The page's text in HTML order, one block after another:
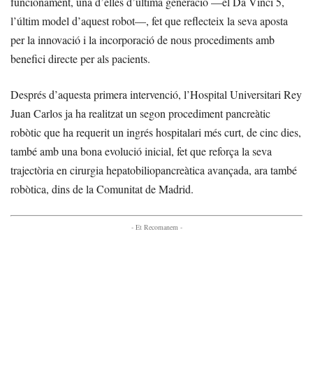
l’últim model d’aquest robot—, fet que reflecteix la seva aposta
per la innovació i la incorporació de nous procediments amb
benefici directe per als pacients.
Després d’aquesta primera intervenció, l’Hospital Universitari Rey
Juan Carlos ja ha realitzat un segon procediment pancreàtic
robòtic que ha requerit un ingrés hospitalari més curt, de cinc dies,
també amb una bona evolució inicial, fet que reforça la seva
trajectòria en cirurgia hepatobiliopancreàtica avançada, ara també
robòtica, dins de la Comunitat de Madrid.
- Et Recomanem -